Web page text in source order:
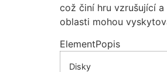
což činí hru vzrušující
oblasti mohou
ElementPopis
Disky